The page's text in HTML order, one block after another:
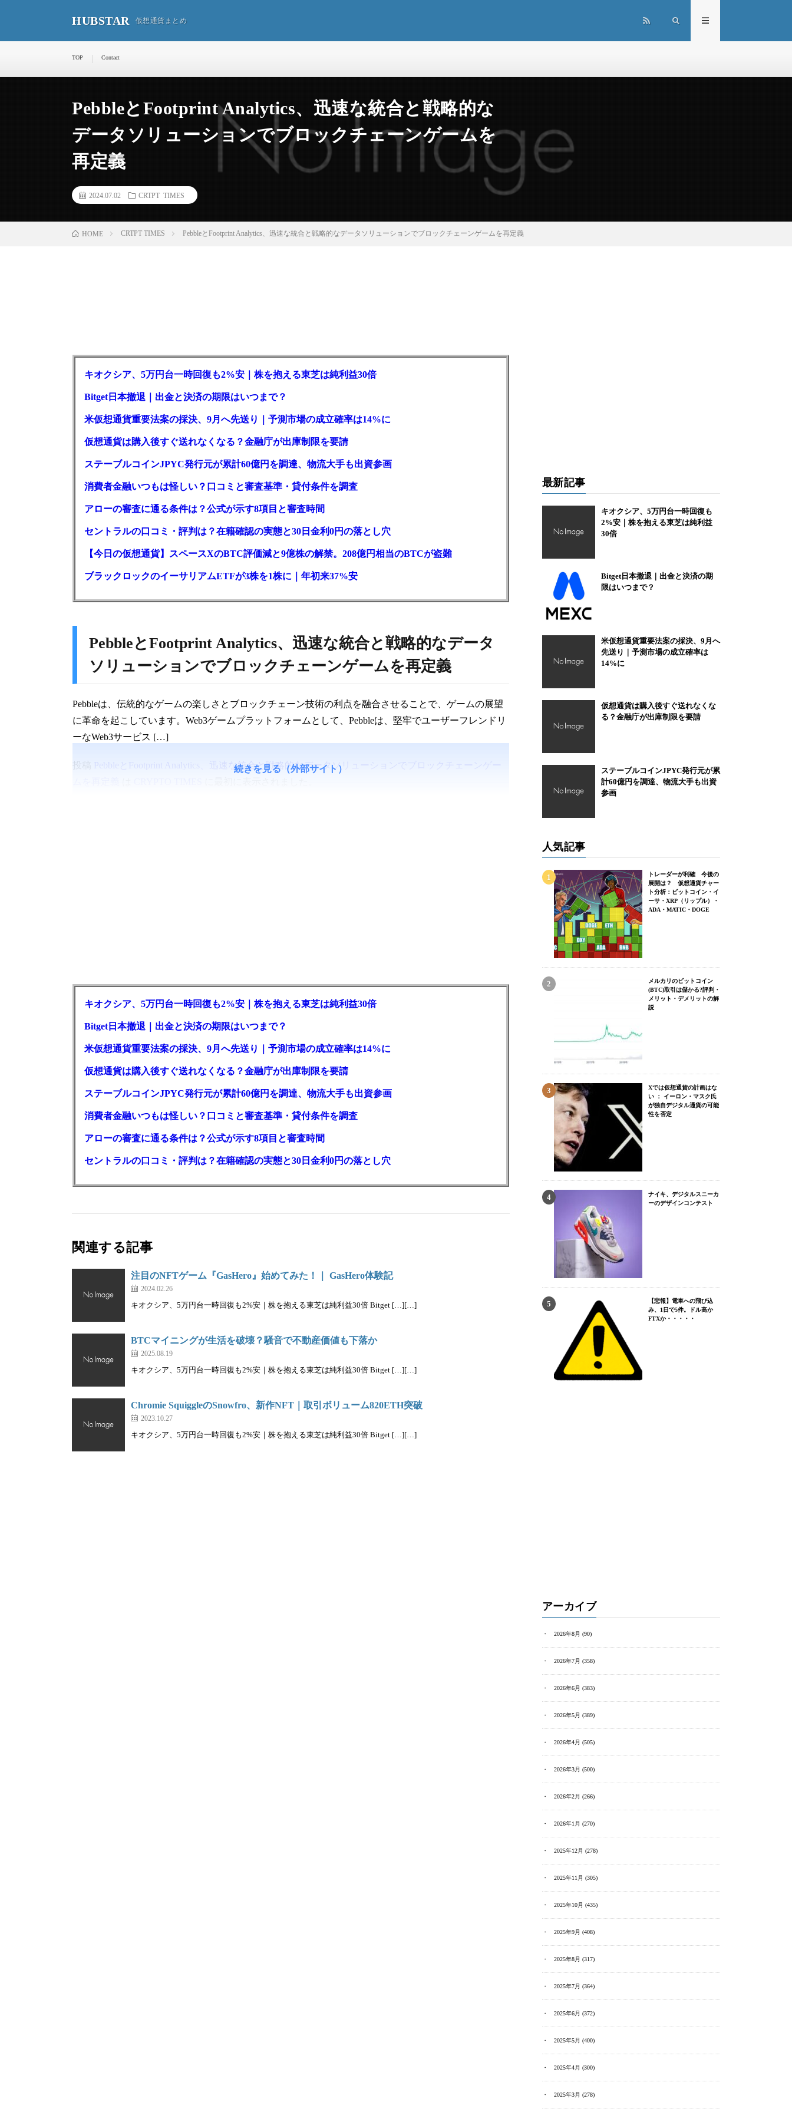
HUBSTAR 仮想通貨まとめ
TOP Contact
PebbleとFootprint Analytics、迅速な統合と戦略的な
データソリューションでブロックチェーンゲームを
再定義
2024.07.02 CRTPT TIMES
HOME CRTPT TIMES PebbleとFootprint Analytics、迅速な統合と戦略的なデータソリューションでブロックチェーンゲームを再定義
キオクシア、5万円台一時回復も2%安｜株を抱える東芝は純利益30倍
Bitget日本撤退｜出金と決済の期限はいつまで？
米仮想通貨重要法案の採決、9月へ先送り｜予測市場の成立確率は14%に
仮想通貨は購入後すぐ送れなくなる？金融庁が出庫制限を要請
ステーブルコインJPYC発行元が累計60億円を調達、物流大手も出資参画
消費者金融いつもは怪しい？口コミと審査基準・貸付条件を調査
アローの審査に通る条件は？公式が示す8項目と審査時間
セントラルの口コミ・評判は？在籍確認の実態と30日金利0円の落とし穴
【今日の仮想通貨】スペースXのBTC評価減と9億株の解禁。208億円相当のBTCが盗難
ブラックロックのイーサリアムETFが3株を1株に｜年初来37%安
PebbleとFootprint Analytics、迅速な統合と戦略的なデータ
ソリューションでブロックチェーンゲームを再定義
Pebbleは、伝統的なゲームの楽しさとブロックチェーン技術の利点を融合させることで、ゲームの展望
に革命を起こしています。Web3ゲームプラットフォームとして、Pebbleは、堅牢でユーザーフレンドリ
ーなWeb3サービス […]
投稿
PebbleとFootprint Analytics、迅速な統合と戦略的なデータソリューションでブロックチェーンゲー
続きを見る（外部サイト）
キオクシア、5万円台一時回復も2%安｜株を抱える東芝は純利益30倍
Bitget日本撤退｜出金と決済の期限はいつまで？
米仮想通貨重要法案の採決、9月へ先送り｜予測市場の成立確率は14%に
仮想通貨は購入後すぐ送れなくなる？金融庁が出庫制限を要請
ステーブルコインJPYC発行元が累計60億円を調達、物流大手も出資参画
消費者金融いつもは怪しい？口コミと審査基準・貸付条件を調査
アローの審査に通る条件は？公式が示す8項目と審査時間
セントラルの口コミ・評判は？在籍確認の実態と30日金利0円の落とし穴
関連する記事
注目のNFTゲーム『GasHero』始めてみた！｜ GasHero体験記
2024.02.26
キオクシア、5万円台一時回復も2%安｜株を抱える東芝は純利益30倍 Bitget […][…]
BTCマイニングが生活を破壊？騒音で不動産価値も下落か
2025.08.19
キオクシア、5万円台一時回復も2%安｜株を抱える東芝は純利益30倍 Bitget […][…]
Chromie SquiggleのSnowfro、新作NFT｜取引ボリューム820ETH突破
2023.10.27
キオクシア、5万円台一時回復も2%安｜株を抱える東芝は純利益30倍 Bitget […][…]
最新記事
キオクシア、5万円台一時回復も
2%安｜株を抱える東芝は純利益
30倍
Bitget日本撤退｜出金と決済の期
限はいつまで？
米仮想通貨重要法案の採決、9月へ
先送り｜予測市場の成立確率は
14%に
仮想通貨は購入後すぐ送れなくな
る？金融庁が出庫制限を要請
ステーブルコインJPYC発行元が累
計60億円を調達、物流大手も出資
参画
人気記事
トレーダーが利確 今後の
展開は？ 仮想通貨チャー
ト分析：ビットコイン・イ
ーサ・XRP（リップル）・
ADA・MATIC・DOGE
メルカリのビットコイン
(BTC)取引は儲かる?評判・
メリット・デメリットの解
説
Xでは仮想通貨の計画はな
い ： イーロン・マスク氏
が独自デジタル通貨の可能
性を否定
ナイキ、デジタルスニーカ
ーのデザインコンテスト
【悲報】電車への飛び込
み、1日で5件。ドル高か
FTXか・・・・・
アーカイブ
2026年8月 (90)
2026年7月 (358)
2026年6月 (383)
2026年5月 (389)
2026年4月 (505)
2026年3月 (500)
2026年2月 (266)
2026年1月 (270)
2025年12月 (278)
2025年11月 (305)
2025年10月 (435)
2025年9月 (408)
2025年8月 (317)
2025年7月 (364)
2025年6月 (372)
2025年5月 (400)
2025年4月 (300)
2025年3月 (278)